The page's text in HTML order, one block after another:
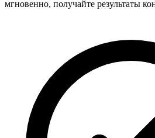
мгновенно, получайте результаты